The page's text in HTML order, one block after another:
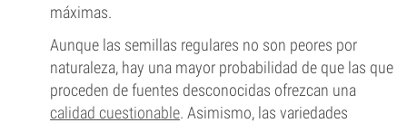
máximas.
Aunque las semillas regulares no son peores por
naturaleza, hay una mayor probabilidad de que las que
proceden de fuentes desconocidas ofrezcan una
calidad cuestionable. Asimismo, las variedades